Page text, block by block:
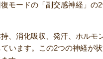
モードの「副交感神経」の
、消化吸収、発汗、ホルモ
います。この2つの神経が